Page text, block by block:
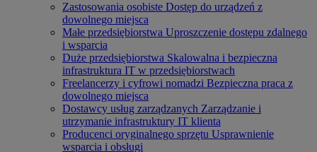
Zastosowania osobiste Dostęp do urządzeń z
dowolnego miejsca
Małe przedsiębiorstwa Uproszczenie dostępu zdalnego
i wsparcia
Duże przedsiębiorstwa Skalowalna i bezpieczna
infrastruktura IT w przedsiębiorstwach
Freelancerzy i cyfrowi nomadzi Bezpieczna praca z
dowolnego miejsca
Dostawcy usług zarządzanych Zarządzanie i
utrzymanie infrastruktury IT klienta
Producenci oryginalnego sprzętu Usprawnienie
wsparcia i obsługi